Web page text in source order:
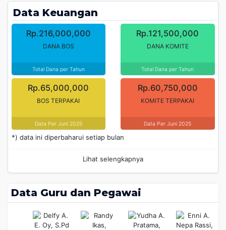
Data Keuangan
Rp.216,000,000
DANA BOS
Total Dana per Tahun
Rp.121,500,000
DANA KOMITE
Total Dana per Tahun
Rp.65,000,000
BOS TERPAKAI
Data Per Juni 2025
Rp.60,750,000
KOMITE TERPAKAI
Data Per Juni 2025
*) data ini diperbaharui setiap bulan
Lihat selengkapnya
Data Guru dan Pegawai